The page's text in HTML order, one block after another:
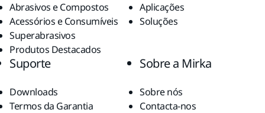
Abrasivos e Compostos
Acessórios e Consumíveis
Superabrasivos
Produtos Destacados
Aplicações
Soluções
Suporte
Downloads
Termos da Garantia
Sobre a Mirka
Sobre nós
Contacta-nos